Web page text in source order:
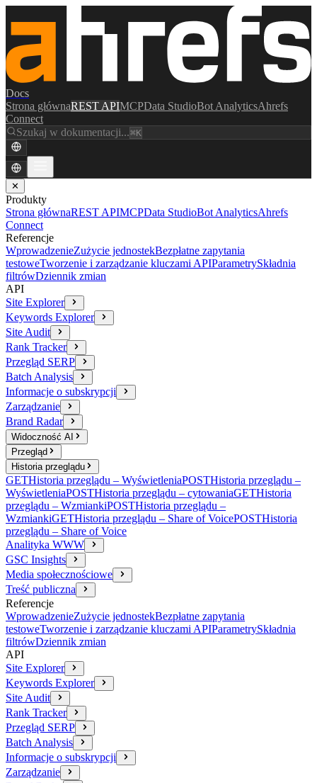
Docs
Strona głównaREST APIMCPData StudioBot AnalyticsAhrefs
Connect
Szukaj w dokumentacji...⌘K
✕
Produkty
Strona głównaREST APIMCPData StudioBot AnalyticsAhrefs
Connect
Referencje
WprowadzenieZużycie jednostekBezpłatne zapytania
testoweTworzenie i zarządzanie kluczami APIParametrySkładnia
filtrówDziennik zmian
API
Site Explorer
Keywords Explorer
Site Audit
Rank Tracker
Przegląd SERP
Batch Analysis
Informacje o subskrypcji
Zarządzanie
Brand Radar
Widoczność AI
Przegląd
Historia przeglądu
GETHistoria przeglądu – WyświetleniaPOSTHistoria przeglądu –
WyświetleniaPOSTHistoria przeglądu – cytowaniaGETHistoria
przeglądu – WzmiankiPOSTHistoria przeglądu –
WzmiankiGETHistoria przeglądu – Share of VoicePOSTHistoria
przeglądu – Share of Voice
Analityka WWW
GSC Insights
Media społecznościowe
Treść publiczna
Referencje
WprowadzenieZużycie jednostekBezpłatne zapytania
testoweTworzenie i zarządzanie kluczami APIParametrySkładnia
filtrówDziennik zmian
API
Site Explorer
Keywords Explorer
Site Audit
Rank Tracker
Przegląd SERP
Batch Analysis
Informacje o subskrypcji
Zarządzanie